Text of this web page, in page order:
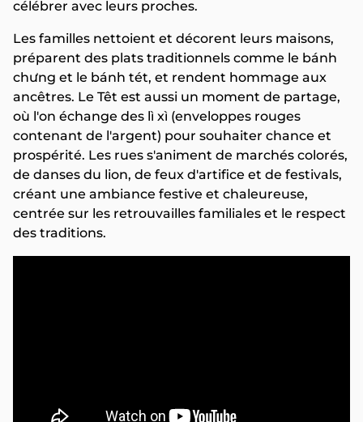
célébrer avec leurs proches.
Les familles nettoient et décorent leurs maisons,
préparent des plats traditionnels comme le bánh
chưng et le bánh tét, et rendent hommage aux
ancêtres. Le Têt est aussi un moment de partage,
où l'on échange des lì xì (enveloppes rouges
contenant de l'argent) pour souhaiter chance et
prospérité. Les rues s'animent de marchés colorés,
de danses du lion, de feux d'artifice et de festivals,
créant une ambiance festive et chaleureuse,
centrée sur les retrouvailles familiales et le respect
des traditions.